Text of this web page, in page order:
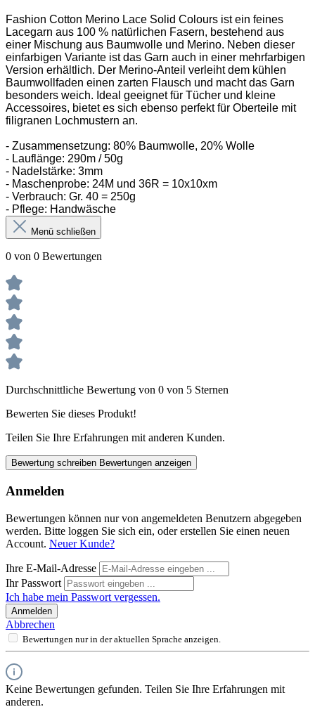
Fashion Cotton Merino Lace Solid Colours ist ein feines
Lacegarn aus 100 % natürlichen Fasern, bestehend aus
einer Mischung aus Baumwolle und Merino. Neben dieser
einfarbigen Variante ist das Garn auch in einer mehrfarbigen
Version erhältlich. Der Merino-Anteil verleiht dem kühlen
Baumwollfaden einen zarten Flausch und macht das Garn
besonders weich. Ideal geeignet für Tücher und kleine
Accessoires, bietet es sich ebenso perfekt für Oberteile mit
filigranen Lochmustern an.
- Zusammensetzung: 80% Baumwolle, 20% Wolle
- Lauflänge: 290m / 50g
- Nadelstärke: 3mm
- Maschenprobe: 24M und 36R = 10x10xm
- Verbrauch: Gr. 40 = 250g
- Pflege: Handwäsche
Menü schließen
0 von 0 Bewertungen
Durchschnittliche Bewertung von 0 von 5 Sternen
Bewerten Sie dieses Produkt!
Teilen Sie Ihre Erfahrungen mit anderen Kunden.
Bewertung schreiben Bewertungen anzeigen
Anmelden
Bewertungen können nur von angemeldeten Benutzern abgegeben
werden. Bitte loggen Sie sich ein, oder erstellen Sie einen neuen
Account. Neuer Kunde?
Ihre E-Mail-Adresse
Ihr Passwort
Ich habe mein Passwort vergessen.
Anmelden
Abbrechen
Bewertungen nur in der aktuellen Sprache anzeigen.
Keine Bewertungen gefunden. Teilen Sie Ihre Erfahrungen mit
anderen.